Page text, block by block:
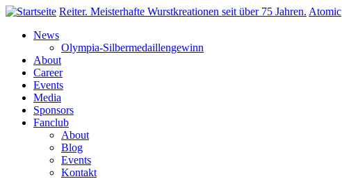
Direkt zum InhaltReiter. Meisterhafte Wurstkreationen seit über 75 Jahren. Atomic
News
Olympia-Silbermedaillengewinn
About
Career
Events
Media
Sponsors
Fanclub
About
Blog
Events
Kontakt